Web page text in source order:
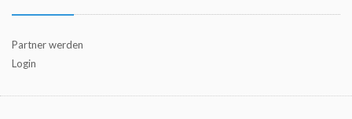
Partner werden
Login